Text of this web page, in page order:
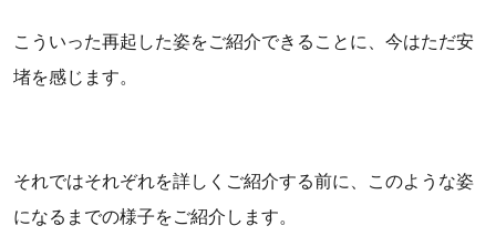
こういった再起した姿をご紹介できることに、今はただ安
堵を感じます。
それではそれぞれを詳しくご紹介する前に、このような姿
になるまでの様子をご紹介します。